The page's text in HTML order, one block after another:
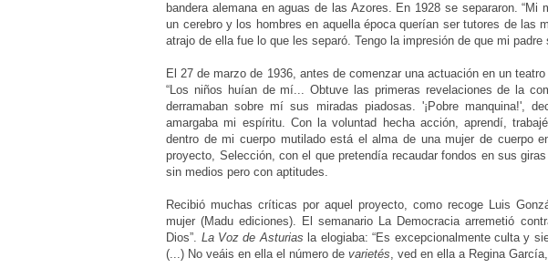
bandera alemana en aguas de las Azores. En 1928 se separaron. “Mi
un cerebro y los hombres en aquella época querían ser tutores de las
atrajo de ella fue lo que les separó. Tengo la impresión de que mi padre
El 27 de marzo de 1936, antes de comenzar una actuación en un
“Los niños huían de mí... Obtuve las primeras revelaciones de la
derramaban sobre mí sus miradas piadosas. '¡Pobre manquina!',
amargaba mi espíritu. Con la voluntad hecha acción, aprendí,
dentro de mi cuerpo mutilado está el alma de una mujer de cuerpo
proyecto, Selección, con el que pretendía recaudar fondos en sus
sin medios pero con aptitudes.
Recibió muchas críticas por aquel proyecto, como recoge Luis
mujer (Madu ediciones). El semanario La Democracia arremetió
Dios”. La Voz de Asturias la elogiaba: “Es excepcionalmente culta y
(...) No veáis en ella el número de varietés, ved en ella a Regina